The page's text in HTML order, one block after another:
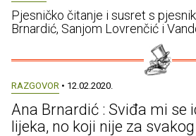
Pjesničko čitanje i susret s
Brnardić, Sanjom Lovrenčić i
RAZGOVOR • 12.02.2020.
Ana Brnardić : Sviđa mi se
lijeka, no koji nije za